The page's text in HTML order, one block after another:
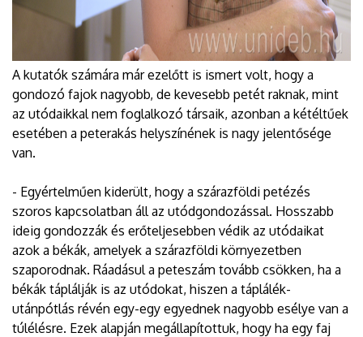
A kutatók számára már ezelőtt is ismert volt, hogy a
gondozó fajok nagyobb, de kevesebb petét raknak, mint
az utódaikkal nem foglalkozó társaik, azonban a kétéltűek
esetében a peterakás helyszínének is nagy jelentősége
van.
- Egyértelműen kiderült, hogy a szárazföldi petézés
szoros kapcsolatban áll az utódgondozással. Hosszabb
ideig gondozzák és erőteljesebben védik az utódaikat
azok a békák, amelyek a szárazföldi környezetben
szaporodnak. Ráadásul a peteszám tovább csökken, ha a
békák táplálják is az utódokat, hiszen a táplálék-
utánpótlás révén egy-egy egyednek nagyobb esélye van a
túlélésre. Ezek alapján megállapítottuk, hogy ha egy faj